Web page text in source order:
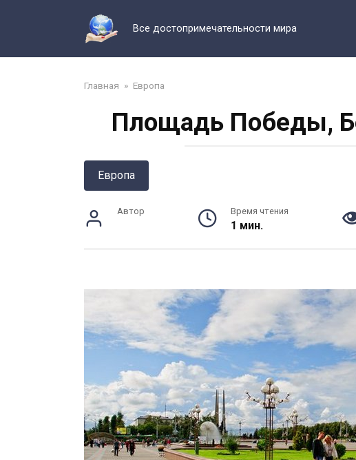
Все достопримечательности мира
Главная » Европа
Площадь Победы,
Европа
Автор Время чтения
1 мин.